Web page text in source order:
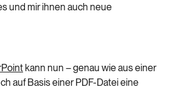
und mir ihnen auch neue
kann nun – genau wie aus einer
auf Basis einer PDF-Datei eine